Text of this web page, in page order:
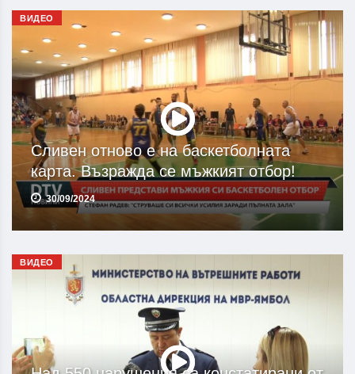
ВИДЕО
Сливен отново е на баскетболната
карта. Възражда се мъжкият отбор!
30/09/2024
ВИДЕО